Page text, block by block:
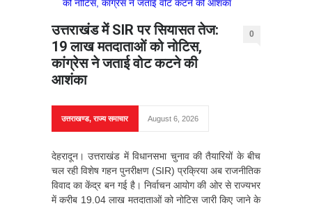
उत्तराखंड में SIR पर सियासत तेज:
19 लाख मतदाताओं को नोटिस,
कांग्रेस ने जताई वोट कटने की
आशंका
0
उत्तराखण्ड,राज्य समाचार August 6, 2026
देहरादून। उत्तराखंड में विधानसभा चुनाव की तैयारियों के बीच
चल रही विशेष गहन पुनरीक्षण (SIR) प्रक्रिया अब राजनीतिक
विवाद का केंद्र बन गई है। निर्वाचन आयोग की ओर से राज्यभर
में करीब 19.04 लाख मतदाताओं को नोटिस जारी किए जाने के